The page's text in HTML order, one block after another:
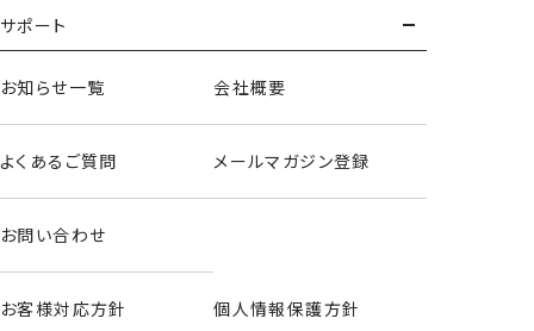
サポート
お知らせ一覧 会社概要
よくあるご質問 メールマガジン登録
お問い合わせ
お客様対応方針 個人情報保護方針